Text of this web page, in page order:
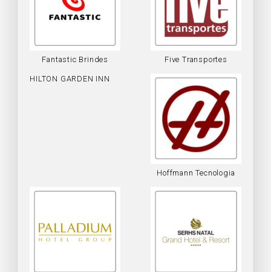
Fantastic Brindes Five Transportes
HILTON GARDEN INN
Hoffmann Tecnologia